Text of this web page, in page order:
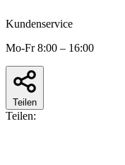
Kundenservice
Mo-Fr 8:00 – 16:00
Teilen
Teilen: